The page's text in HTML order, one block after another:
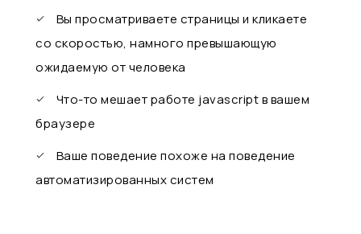
Вы просматриваете страницы и кликаете
со скоростью, намного превышающую
ожидаемую от человека
Что-то мешает работе javascript в вашем
браузере
Ваше поведение похоже на поведение
автоматизированных систем